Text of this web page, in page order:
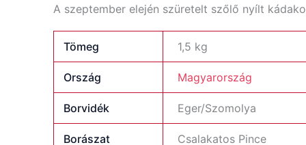
A szeptember elején szüretelt szőlő nyílt
Tömeg 1,5 kg
Ország Magyarország
Borvidék Eger/Szomolya
Borászat Csalakatos Pince